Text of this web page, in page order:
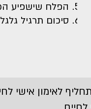
הפלח שישפיע הכי
סיכום תרגיל גלגל
לאימון אישי